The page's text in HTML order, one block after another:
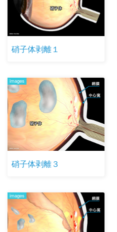
硝子体剥離１
images
硝子体剥離３
images